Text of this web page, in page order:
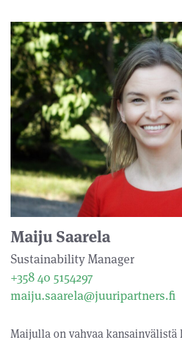
Maiju Saarela
Sustainability Manager
+358 40 5154297
maiju.saarela@juuripartners.fi
Maijulla on vahvaa kansainvälistä